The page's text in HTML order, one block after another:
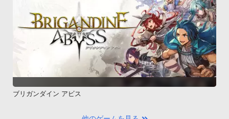
ブリガンダイン アビス